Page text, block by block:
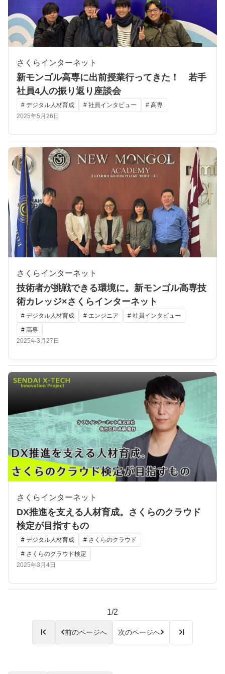
さくらインターネット
新モンゴル高専に出前授業行ってきた！ 若手
社員4人の振り返り座談会
# デジタル人材育成 # 社員インタビュー
# 高専
2025年5月26日
さくらインターネット
技術者が挑戦できる環境に。新モンゴル高専技
術カレッジ×さくらインターネット
# デジタル人材育成 # エンジニア
# 社員インタビュー
# 高専
2025年3月27日
さくらインターネット
DX推進を支える人材育成。さくらのクラウド
検定が目指すもの
# デジタル人材育成
# さくらのクラウド
# さくらのクラウド検定
2025年3月4日
1/2
前のページへ 次のページへ